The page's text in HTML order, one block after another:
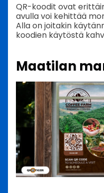
QR-koodit ovat
avulla voi kehittää
Alla on joitakin
koodien käytöstä
Maatilan